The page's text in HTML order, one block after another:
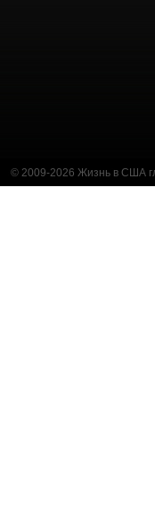
© 2009-2026 Жизнь в США